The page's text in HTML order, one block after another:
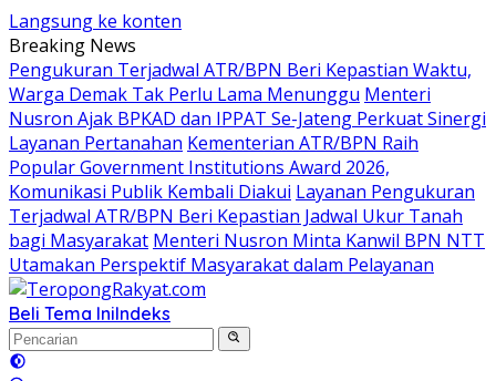
Langsung ke konten
Breaking News
Pengukuran Terjadwal ATR/BPN Beri Kepastian Waktu,
Warga Demak Tak Perlu Lama Menunggu Menteri
Nusron Ajak BPKAD dan IPPAT Se-Jateng Perkuat Sinergi
Layanan Pertanahan Kementerian ATR/BPN Raih
Popular Government Institutions Award 2026,
Komunikasi Publik Kembali Diakui Layanan Pengukuran
Terjadwal ATR/BPN Beri Kepastian Jadwal Ukur Tanah
bagi Masyarakat Menteri Nusron Minta Kanwil BPN NTT
Utamakan Perspektif Masyarakat dalam Pelayanan
Beli Tema IniIndeks